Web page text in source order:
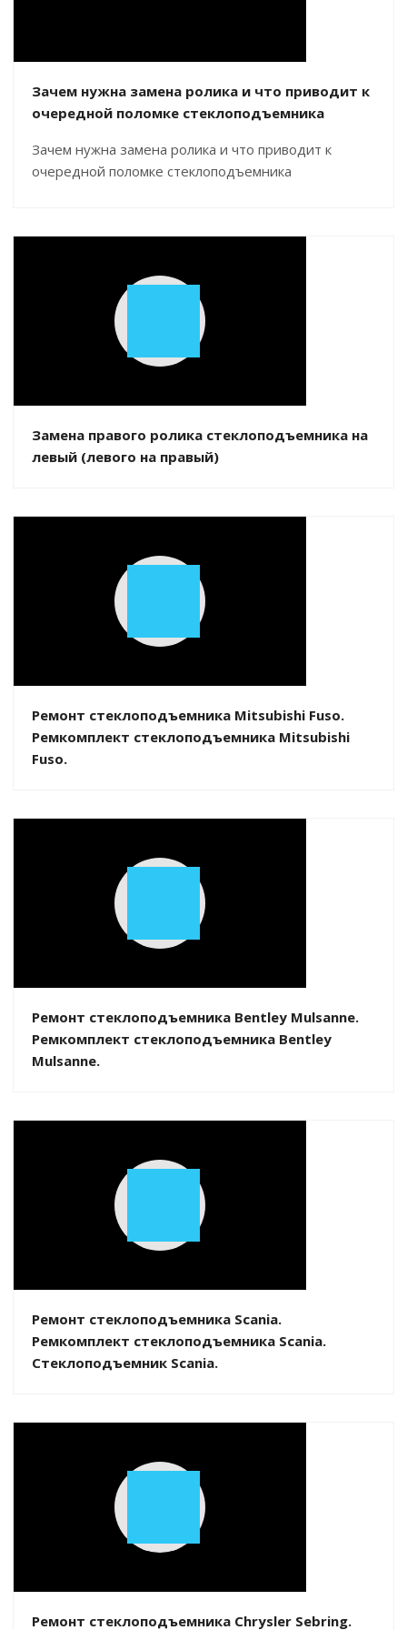
Зачем нужна замена ролика и что приводит к
очередной поломке стеклоподъемника
Зачем нужна замена ролика и что приводит к
очередной поломке стеклоподъемника
Play
Замена правого ролика стеклоподъемника на
левый (левого на правый)
Play
Ремонт стеклоподъемника Mitsubishi Fuso.
Ремкомплект стеклоподъемника Mitsubishi
Fuso.
Play
Ремонт стеклоподъемника Bentley Mulsanne.
Ремкомплект стеклоподъемника Bentley
Mulsanne.
Play
Ремонт стеклоподъемника Scania.
Ремкомплект стеклоподъемника Scania.
Стеклоподъемник Scania.
Play
Ремонт стеклоподъемника Chrysler Sebring.